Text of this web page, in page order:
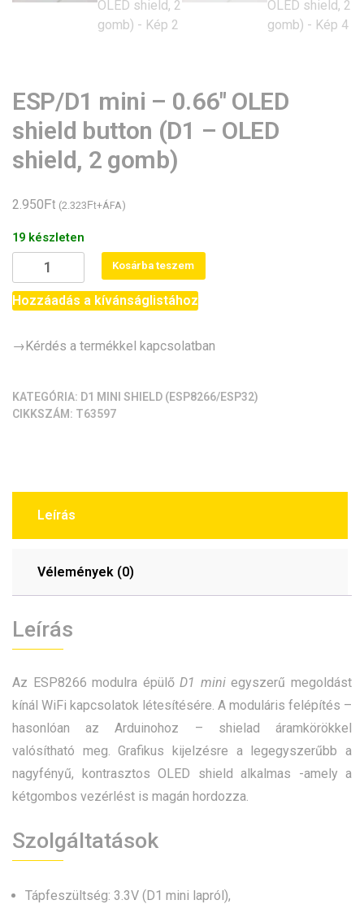
ESP/D1 mini – 0.66″ OLED
shield button (D1 – OLED
shield, 2 gomb)
2.950Ft (2.323Ft+ÁFA)
19 készleten
ESP/D1
mini
-
OLED
(D1
-
gomb)
mennyiség
Kosárba teszem
Hozzáadás a kívánságlistához
→Kérdés a termékkel kapcsolatban
KATEGÓRIA: D1 MINI SHIELD (ESP8266/ESP32)
CIKKSZÁM: T63597
Leírás
Vélemények (0)
Leírás
Az ESP8266 modulra épülőD1 miniegyszerű megoldást
kínál WiFi kapcsolatok létesítésére. A moduláris felépítés –
hasonlóan az Arduinohoz – shielad áramkörökkel
valósítható meg. Grafikus kijelzésre a legegyszerűbb a
nagyfényű, kontrasztos OLED shield alkalmas -amely a
kétgombos vezérlést is magán hordozza.
Szolgáltatások
Tápfeszültség: 3.3V (D1 mini lapról),